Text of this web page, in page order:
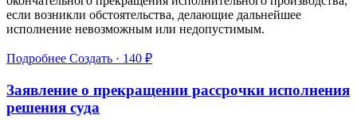
если возникли обстоятельства, делающие дальнейшее
исполнение невозможным или недопустимым.
Подробнее Создать · 140 ₽
Заявление о прекращении рассрочки исполнения
решения суда